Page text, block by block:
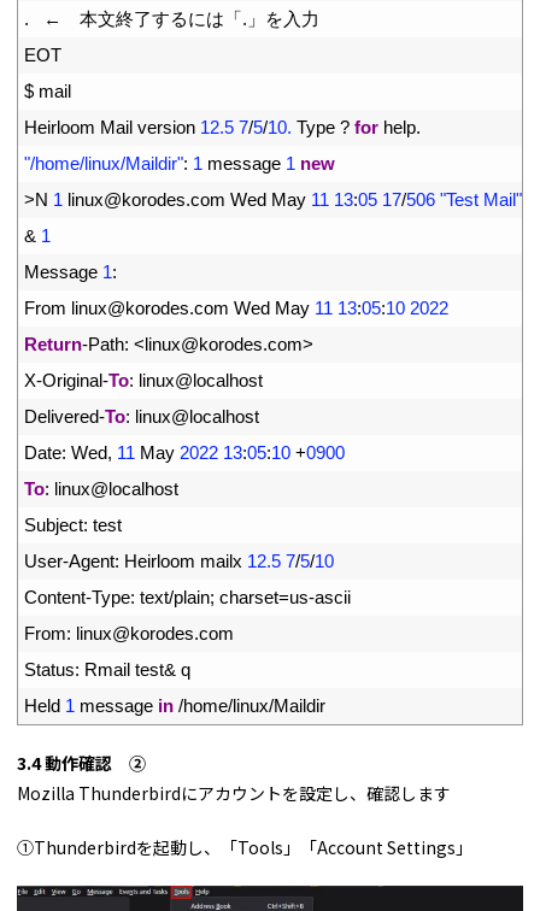
.
←　本文終了するには「. 」を入力
EOT
$ mail
Heirloom Mail version 12.5 7/5/10. Type ? for help.
"/home/linux/Maildir": 1 message 1 new
>N 1 linux@korodes.com Wed May 11 13:05 17/506 "Test Mail"
& 1
Message 1:
From linux@korodes.com Wed May 11 13:05:10 2022
Return-Path: <linux@korodes.com>
X-Original-To: linux@localhost
Delivered-To: linux@localhost
Date: Wed, 11 May 2022 13:05:10 +0900
To: linux@localhost
Subject: test
User-Agent: Heirloom mailx 12.5 7/5/10
Content-Type: text/plain; charset=us-ascii
From: linux@korodes.com
Status: Rmail test& q
Held 1 message in /home/linux/Maildir
3.4 動作確認 ②
Mozilla Thunderbirdにアカウントを設定し、確認します
①Thunderbirdを起動し、「Tools」「Account Settings」